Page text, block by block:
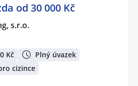
od 30 000 Kč
s.r.o.
Kč
Plný úvazek
cizince